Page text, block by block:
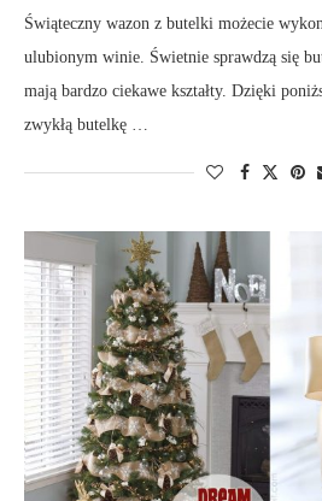
Świąteczny wazon z butelki możecie
ulubionym winie. Świetnie sprawdzą się
mają bardzo ciekawe kształty. Dzięki
zwykłą butelkę …